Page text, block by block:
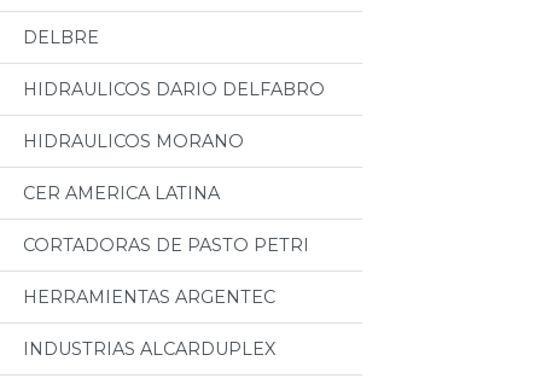
DELBRE
HIDRAULICOS DARIO DELFABRO
HIDRAULICOS MORANO
CER AMERICA LATINA
CORTADORAS DE PASTO PETRI
HERRAMIENTAS ARGENTEC
INDUSTRIAS ALCARDUPLEX